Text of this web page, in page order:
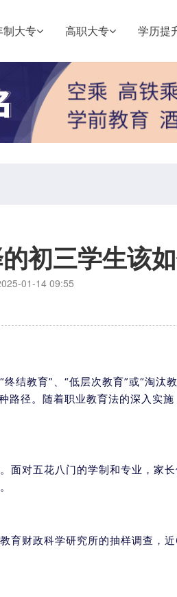
制大专 高职大专 学历提
初三学生该
01-14 09:55
结教育”、“低层次教育”或“淘汰
径。随着职业教育法的深入实
面对五花八门的学制和专业，家
育财政科学研究所的抽样调查，